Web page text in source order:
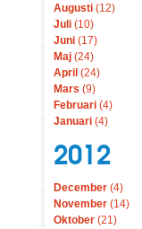
Augusti (12)
Juli (10)
Juni (17)
Maj (24)
April (24)
Mars (9)
Februari (4)
Januari (4)
2012
December (4)
November (14)
Oktober (21)